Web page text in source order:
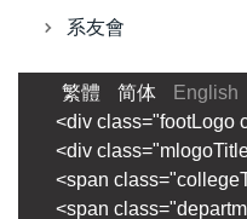
系友會
繁體 简体
English
<div class="footLogo
<div
<span
<span